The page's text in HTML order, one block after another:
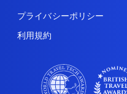
プライバシーポリシー
利用規約